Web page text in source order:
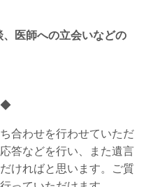
医師への立会いなどの
◆
合わせを行わせていただ
答などを行い、また遺言
ければと思います。ご質